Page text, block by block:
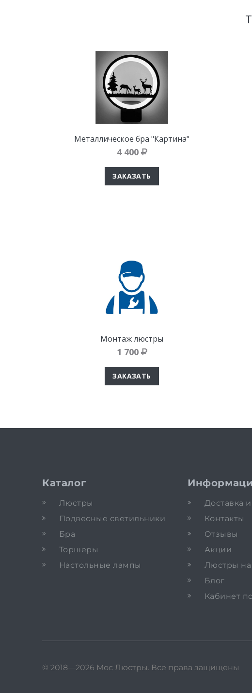
Металлическое бра "Картина"
4 400
ЗАКАЗАТЬ
Монтаж люстры
1 700
ЗАКАЗАТЬ
Каталог
Люстры
Подвесные светильники
Бра
Торшеры
Настольные лампы
Доставка
Контакты
Отзывы
Акции
Люстры на
Блог
Кабинет
© 2018—2026 Мос Люстры. Все права защищены